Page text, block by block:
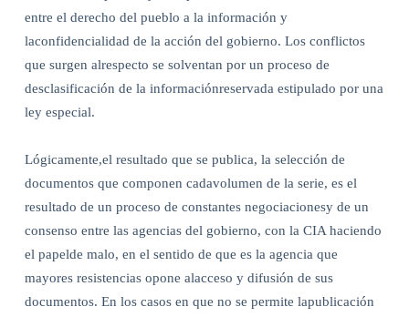
entre el derecho del pueblo a la información y
laconfidencialidad de la acción del gobierno. Los conflictos
que surgen alrespecto se solventan por un proceso de
desclasificación de la informaciónreservada estipulado por una
ley especial.
Lógicamente,el resultado que se publica, la selección de
documentos que componen cadavolumen de la serie, es el
resultado de un proceso de constantes negociacionesy de un
consenso entre las agencias del gobierno, con la CIA haciendo
el papelde malo, en el sentido de que es la agencia que
mayores resistencias opone alacceso y difusión de sus
documentos. En los casos en que no se permite lapublicación